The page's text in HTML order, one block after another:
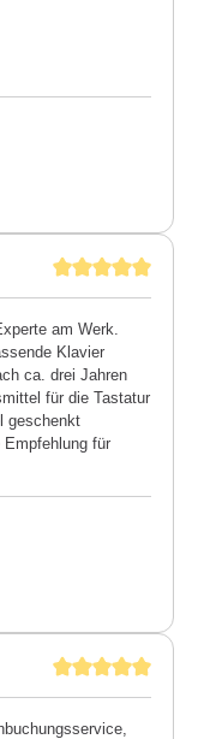
am Werk.
Klavier
ca. drei Jahren
für die Tastatur
geschenkt
für